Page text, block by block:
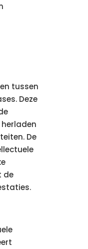
tussen
Deze
De
de